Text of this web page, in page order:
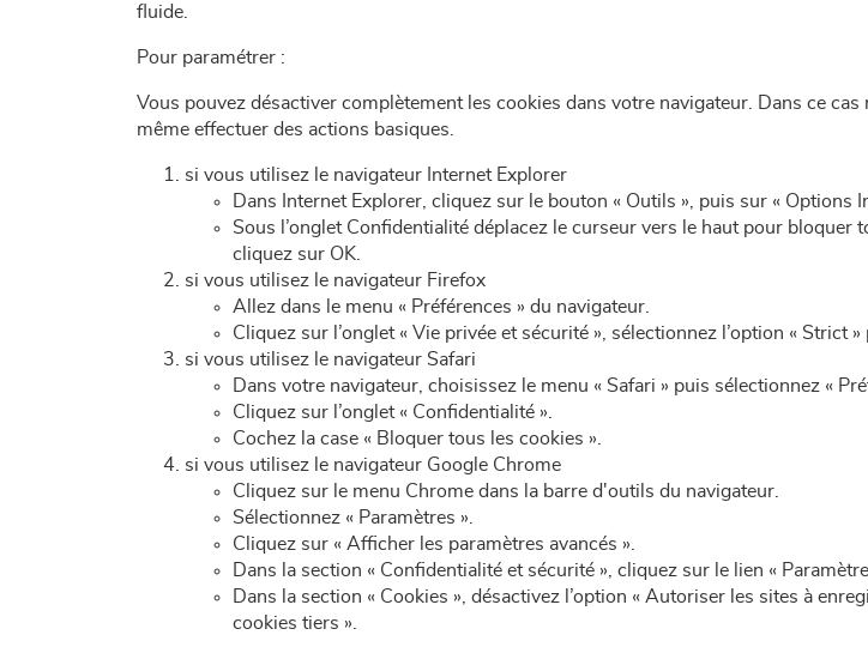
fluide.
Pour paramétrer :
Vous pouvez désactiver complètement les cookies dans votre navigateur. Dans ce
même effectuer des actions basiques.
si vous utilisez le navigateur Internet Explorer
Dans Internet Explorer, cliquez sur le bouton « Outils », puis sur « Options
Sous l’onglet Confidentialité déplacez le curseur vers le haut pour
cliquez sur OK.
si vous utilisez le navigateur Firefox
Allez dans le menu « Préférences » du navigateur.
Cliquez sur l’onglet « Vie privée et sécurité », sélectionnez l’option « Strict
si vous utilisez le navigateur Safari
Dans votre navigateur, choisissez le menu « Safari » puis sélectionnez «
Cliquez sur l’onglet « Confidentialité ».
Cochez la case « Bloquer tous les cookies ».
si vous utilisez le navigateur Google Chrome
Cliquez sur le menu Chrome dans la barre d'outils du navigateur.
Sélectionnez « Paramètres ».
Cliquez sur « Afficher les paramètres avancés ».
Dans la section « Confidentialité et sécurité », cliquez sur le lien «
Dans la section « Cookies », désactivez l’option « Autoriser les sites à
cookies tiers ».